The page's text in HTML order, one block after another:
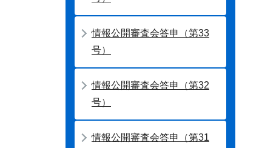
情報公開審査会答申（第33
号）
情報公開審査会答申（第32
号）
情報公開審査会答申（第31